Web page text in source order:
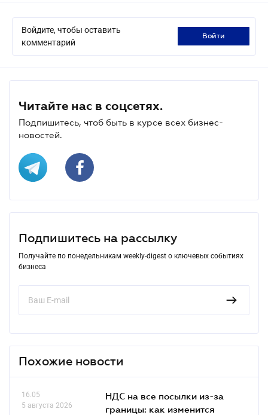
Войдите, чтобы оставить
комментарий
войти
Читайте нас в соцсетях.
Подпишитесь, чтоб быть в курсе всех бизнес-
новостей.
Подпишитесь на рассылку
Получайте по понедельникам weekly-digest о ключевых событиях
бизнеса
Похожие новости
16.05
5 августа 2026
НДС на все посылки из-за
границы: как изменится